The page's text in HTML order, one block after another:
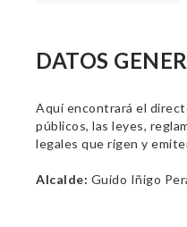
DATOS
Aquí encontrará el
públicos, las leyes,
legales que rigen y
Alcalde: Guido Iñigo